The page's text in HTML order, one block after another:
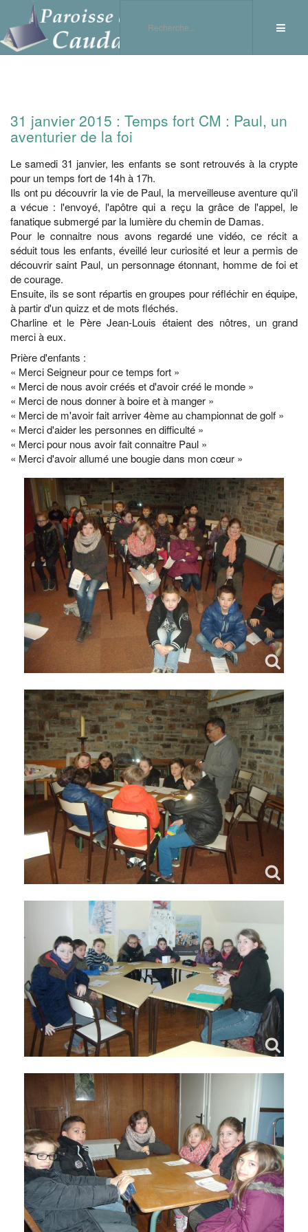
31 janvier 2015 : Temps fort CM : Paul, un
aventurier de la foi
Le samedi 31 janvier, les enfants se sont retrouvés à la crypte
pour un temps fort de 14h à 17h.
Ils ont pu découvrir la vie de Paul, la merveilleuse aventure qu'il
a vécue : l'envoyé, l'apôtre qui a reçu la grâce de l'appel, le
fanatique submergé par la lumière du chemin de Damas.
Pour le connaitre nous avons regardé une vidéo, ce récit a
séduit tous les enfants, éveillé leur curiosité et leur a permis de
découvrir saint Paul, un personnage étonnant, homme de foi et
de courage.
Ensuite, ils se sont répartis en groupes pour réfléchir en équipe,
à partir d'un quizz et de mots fléchés.
Charline et le Père Jean-Louis étaient des nôtres, un grand
merci à eux.
Prière d'enfants :
« Merci Seigneur pour ce temps fort »
« Merci de nous avoir créés et d'avoir créé le monde »
« Merci de nous donner à boire et à manger »
« Merci de m'avoir fait arriver 4ème au championnat de golf »
« Merci d'aider les personnes en difficulté »
« Merci pour nous avoir fait connaitre Paul »
« Merci d'avoir allumé une bougie dans mon cœur »